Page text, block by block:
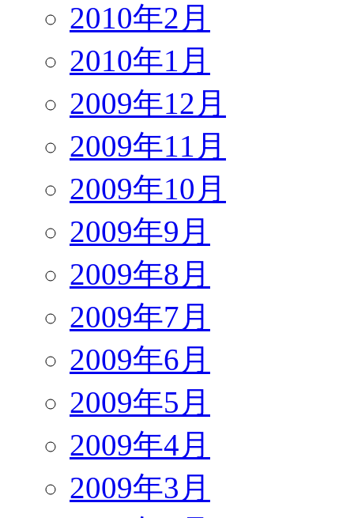
2010年2月
2010年1月
2009年12月
2009年11月
2009年10月
2009年9月
2009年8月
2009年7月
2009年6月
2009年5月
2009年4月
2009年3月